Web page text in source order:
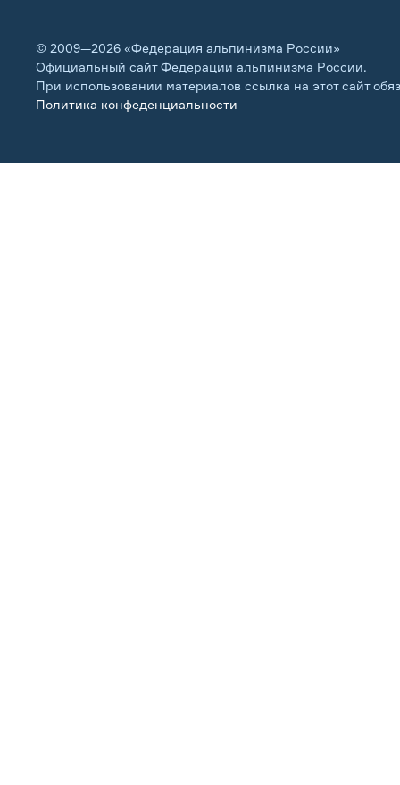
© 2009—2026 «Федерация альпинизма России»
Официальный сайт Федерации альпинизма России.
При использовании материалов ссылка на этот сайт
Политика конфеденциальности